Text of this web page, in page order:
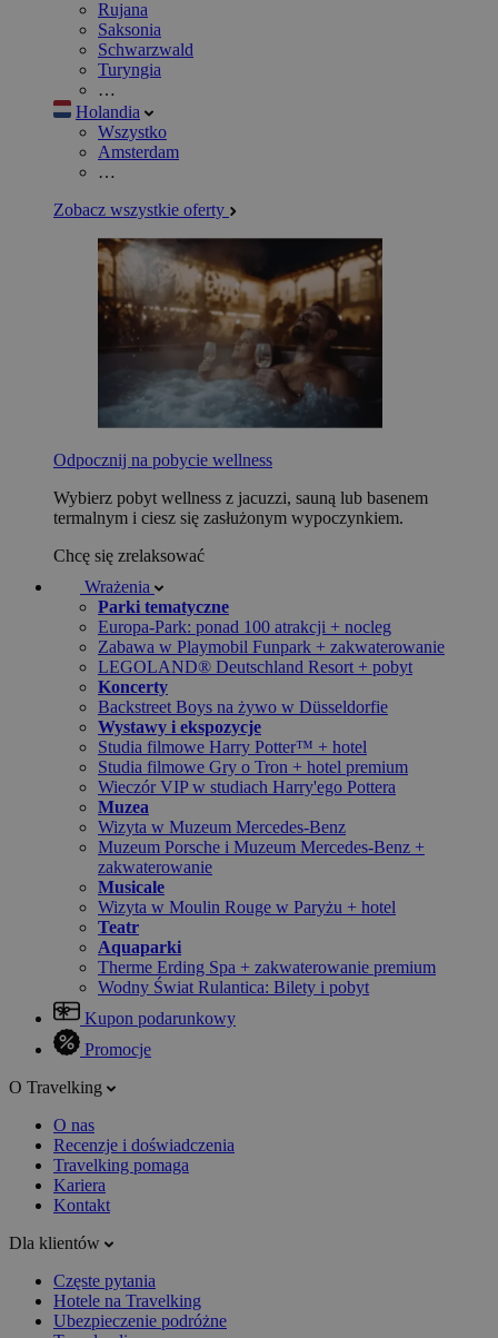
Rujana
Saksonia
Schwarzwald
Turyngia
…
Holandia
Wszystko
Amsterdam
…
Zobacz wszystkie oferty
Odpocznij na pobycie wellness
Wybierz pobyt wellness z jacuzzi, sauną lub basenem
termalnym i ciesz się zasłużonym wypoczynkiem.
Chcę się zrelaksować
Wrażenia
Parki tematyczne
Europa-Park: ponad 100 atrakcji + nocleg
Zabawa w Playmobil Funpark + zakwaterowanie
LEGOLAND® Deutschland Resort + pobyt
Koncerty
Backstreet Boys na żywo w Düsseldorfie
Wystawy i ekspozycje
Studia filmowe Harry Potter™ + hotel
Studia filmowe Gry o Tron + hotel premium
Wieczór VIP w studiach Harry'ego Pottera
Muzea
Wizyta w Muzeum Mercedes-Benz
Muzeum Porsche i Muzeum Mercedes-Benz +
zakwaterowanie
Musicale
Wizyta w Moulin Rouge w Paryżu + hotel
Teatr
Aquaparki
Therme Erding Spa + zakwaterowanie premium
Wodny Świat Rulantica: Bilety i pobyt
Kupon podarunkowy
Promocje
O Travelking
O nas
Recenzje i doświadczenia
Travelking pomaga
Kariera
Kontakt
Dla klientów
Częste pytania
Hotele na Travelking
Ubezpieczenie podróżne